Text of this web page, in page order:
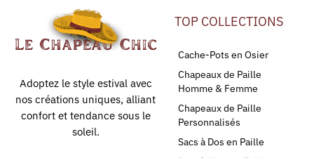
Adoptez le style estival avec
nos créations uniques, alliant
confort et tendance sous le
soleil.
TOP COLLECTIONS
Cache-Pots en Osier
Chapeaux de Paille
Homme & Femme
Chapeaux de Paille
Personnalisés
Sacs à Dos en Paille